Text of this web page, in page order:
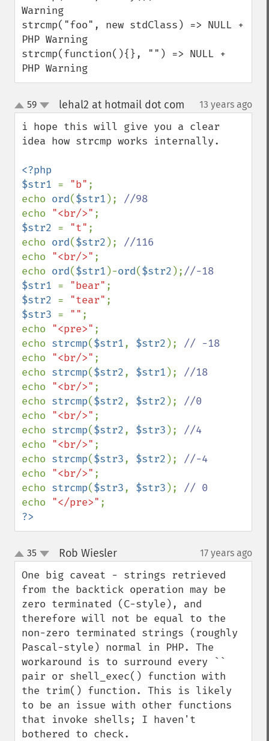
Warning
strcmp("foo", new stdClass) => NULL +
PHP Warning
strcmp(function(){}, "") => NULL +
PHP Warning
up
down
59 lehal2 at hotmail dot com 13 years ago
i hope this will give you a clear
idea how strcmp works internally.
<?php
$str1 = "b" ;
echo ord($str1 );
echo "<br/>"
$str2 = "t" ;
echo ord($str2 );
echo "<br/>" ;
echo ord($str1 )-ord($str2 );
$str1 = "bear"
$str2 = "tear"
$str3 = "" ;
echo "<pre>" ;
echo strcmp($str1, $str2 );
echo "<br/>" ;
echo strcmp($str2, $str1 );
echo "<br/>" ;
echo strcmp($str2, $str2 );
echo "<br/>" ;
echo strcmp($str2, $str3 );
echo "<br/>" ;
echo strcmp($str3, $str2 );
echo "<br/>" ;
echo strcmp($str3, $str3 );
echo "</pre>"
?>
up
down
35 Rob Wiesler¶ 17 years ago
One big caveat - strings retrieved
from the backtick operation may be
zero terminated (C-style), and
therefore will not be equal to the
non-zero terminated strings (roughly
Pascal-style) normal in PHP. The
workaround is to surround every ``
pair or shell_exec() function with
the trim() function. This is likely
to be an issue with other functions
that invoke shells; I haven't
bothered to check.